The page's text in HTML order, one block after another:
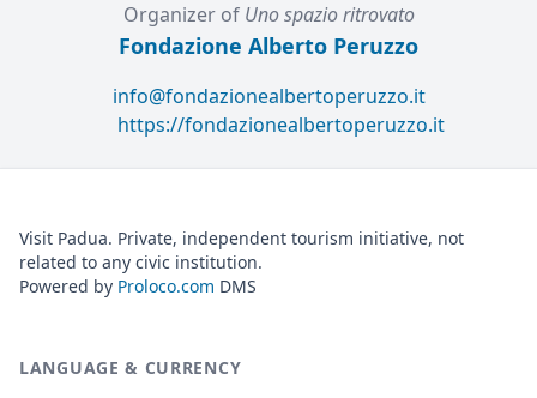
Organizer of Uno spazio ritrovato
Fondazione Alberto Peruzzo
info@fondazionealbertoperuzzo.it
https://fondazionealbertoperuzzo.it
Visit Padua. Private, independent tourism initiative, not
related to any civic institution.
Powered by Proloco.com DMS
LANGUAGE & CURRENCY